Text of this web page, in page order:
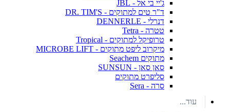
ג'יי בי אל - JBL
ד"ר טים למתוקים - DR. TIM'S
דנרלי - DENNERLE
טטרה - Tetra
טרופיקל למתוקים - Tropical
מיקרוב ליפט מתוקים - MICROBE LIFT
מתוקים Seachem
סאן סאן - SUNSUN
סליפרט מתוקים
סרה - Sera
עוד...